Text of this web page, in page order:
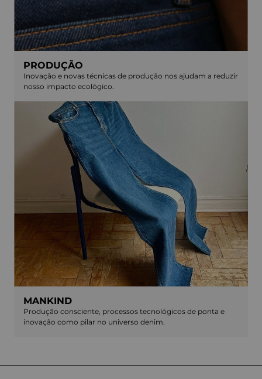
PRODUÇÃO
Inovação e novas técnicas de produção nos ajudam a reduzir
nosso impacto ecológico.
MANKIND
Produção consciente, processos tecnológicos de ponta e
inovação como pilar no universo denim.